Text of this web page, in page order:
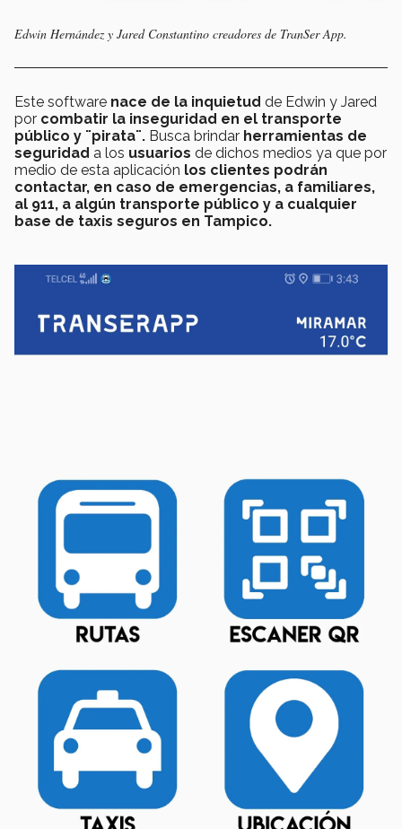
Edwin Hernández y Jared Constantino creadores de TranSer App.
Este software nace de la inquietud de Edwin y Jared
por combatir la inseguridad en el transporte
público y ¨pirata¨. Busca brindar herramientas de
seguridad a los usuarios de dichos medios ya que por
medio de esta aplicación los clientes podrán
contactar, en caso de emergencias, a familiares,
al 911, a algún transporte público y a cualquier
base de taxis seguros en Tampico.